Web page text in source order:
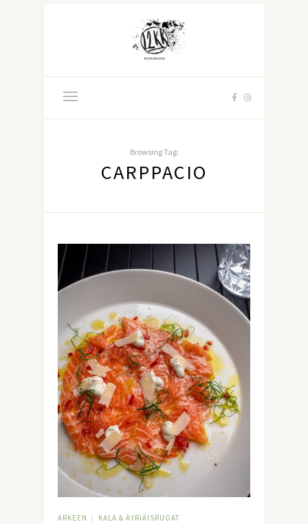
Browsing Tag:
CARPPACIO
ARKEEN / KALA & ÄYRIÄISRUOAT